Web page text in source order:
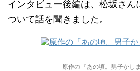
インタビュー後編は、松坂さん
ついて話を聞きました。
原作の『あの頃。男子かし